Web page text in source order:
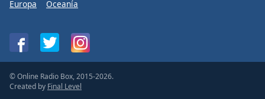
Europa
Oceanía
© Online Radio Box, 2015-2026.
Created by Final Level